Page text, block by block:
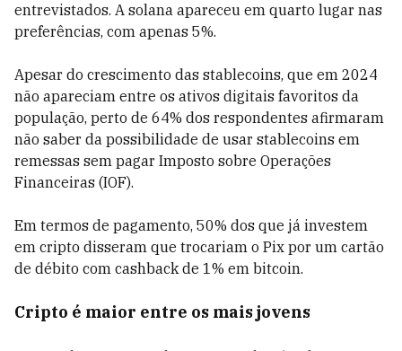
entrevistados. A solana apareceu em quarto lugar nas
preferências, com apenas 5%.
Apesar do crescimento das stablecoins, que em 2024
não apareciam entre os ativos digitais favoritos da
população, perto de 64% dos respondentes afirmaram
não saber da possibilidade de usar stablecoins em
remessas sem pagar Imposto sobre Operações
Financeiras (IOF).
Em termos de pagamento, 50% dos que já investem
em cripto disseram que trocariam o Pix por um cartão
de débito com cashback de 1% em bitcoin.
Cripto é maior entre os mais jovens